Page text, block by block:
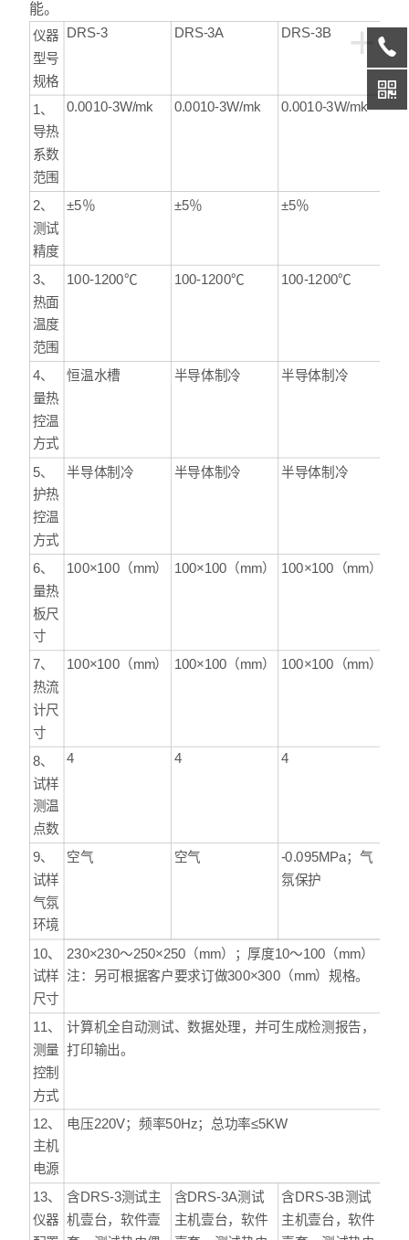
能。
+
仪器
型号
规格
DRS-3 DRS-3A DRS-3B
1、
导热
系数
范围
0.0010-3W/mk 0.0010-3W/mk 0.0010-3W/mk
2、
测试
精度
±5％ ±5％ ±5％
3、
热面
温度
范围
100-1200℃ 100-1200℃ 100-1200℃
4、
量热
控温
方式
恒温水槽 半导体制冷 半导体制冷
5、
护热
控温
方式
半导体制冷 半导体制冷 半导体制冷
6、
量热
板尺
寸
100×100（mm） 100×100（mm） 100×100（mm）
7、
热流
计尺
寸
100×100（mm） 100×100（mm） 100×100（mm）
8、
试样
测温
点数
4 4 4
9、
试样
气氛
环境
空气 空气 -0.095MPa；气
氛保护
10、
试样
尺寸
230×230～250×250（mm）；厚度10～100（mm）
注：另可根据客户要求订做300×300（mm）规格。
11、
测量
控制
方式
计算机全自动测试、数据处理，并可生成检测报告，
打印输出。
12、
主机
电源
电压220V；频率50Hz；总功率≤5KW
13、
仪器
含DRS-3测试主
机壹台，软件壹
含DRS-3A测试
主机壹台，软件
含DRS-3B测试
主机壹台，软件